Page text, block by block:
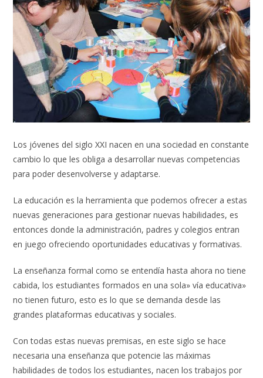
Los jóvenes del siglo XXI nacen en una sociedad en constante
cambio lo que les obliga a desarrollar nuevas competencias
para poder desenvolverse y adaptarse.
La educación es la herramienta que podemos ofrecer a estas
nuevas generaciones para gestionar nuevas habilidades, es
entonces donde la administración, padres y colegios entran
en juego ofreciendo oportunidades educativas y formativas.
La enseñanza formal como se entendía hasta ahora no tiene
cabida, los estudiantes formados en una sola» vía educativa»
no tienen futuro, esto es lo que se demanda desde las
grandes plataformas educativas y sociales.
Con todas estas nuevas premisas, en este siglo se hace
necesaria una enseñanza que potencie las máximas
habilidades de todos los estudiantes, nacen los trabajos por